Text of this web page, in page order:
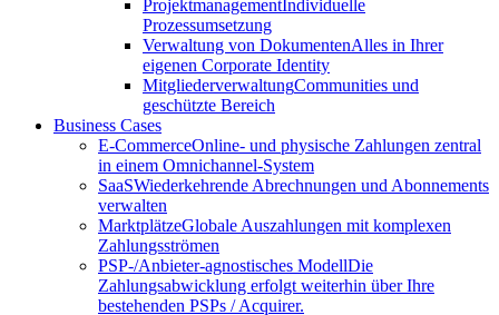
ProjektmanagementIndividuelle
Prozessumsetzung
Verwaltung von DokumentenAlles in Ihrer
eigenen Corporate Identity
MitgliederverwaltungCommunities und
geschützte Bereich
Business Cases
E-CommerceOnline- und physische Zahlungen zentral
in einem Omnichannel-System
SaaSWiederkehrende Abrechnungen und Abonnements
verwalten
MarktplätzeGlobale Auszahlungen mit komplexen
Zahlungsströmen
PSP-/Anbieter‑agnostisches ModellDie
Zahlungsabwicklung erfolgt weiterhin über Ihre
bestehenden PSPs / Acquirer.